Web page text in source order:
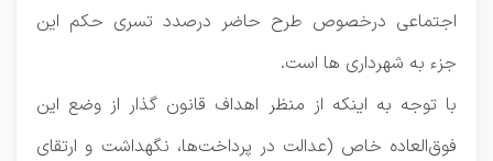
اجتماعی درخصوص طرح حاضر درصدد تسری حکم این
جزء به شهرداری ها است.
با توجه به اینکه از منظر اهداف قانون گذار از وضع این
فوق‌العاده خاص (عدالت در پرداخت‌ها، نگهداشت و ارتقای